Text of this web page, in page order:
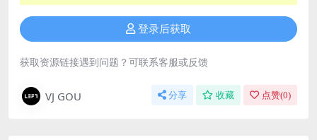
登录后获取
获取资源链接遇到问题？可联系客服或反馈
VJ GOU 分享 收藏 点赞(0)